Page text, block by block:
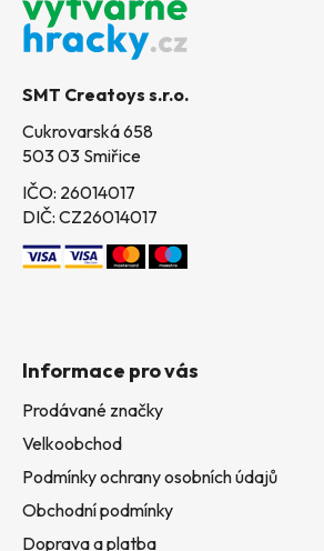
SMT Creatoys s.r.o.
Cukrovarská 658
503 03 Smiřice
IČO: 26014017
DIČ: CZ26014017
Informace pro vás
Prodávané značky
Velkoobchod
Podmínky ochrany osobních údajů
Obchodní podmínky
Doprava a platba